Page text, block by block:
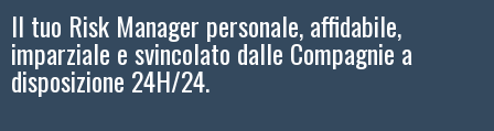
Il tuo Risk Manager personale, affidabile,
imparziale e svincolato dalle Compagnie a
disposizione 24H/24.